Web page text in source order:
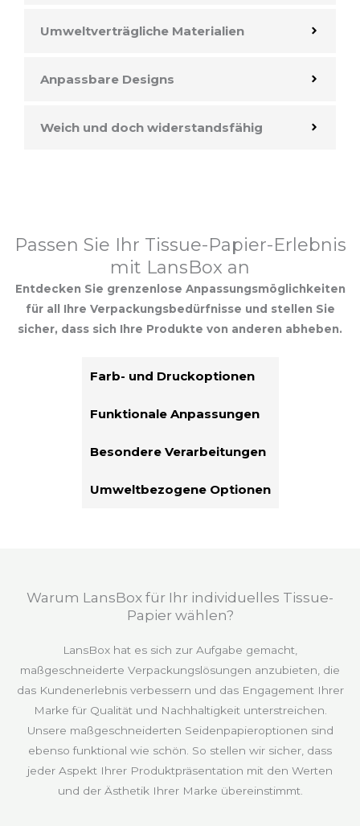
Umweltverträgliche Materialien
Anpassbare Designs
Weich und doch widerstandsfähig
Passen Sie Ihr Tissue-Papier-Erlebnis
mit LansBox an
Entdecken Sie grenzenlose Anpassungsmöglichkeiten
für all Ihre Verpackungsbedürfnisse und stellen Sie
sicher, dass sich Ihre Produkte von anderen abheben.
Farb- und Druckoptionen
Funktionale Anpassungen
Besondere Verarbeitungen
Umweltbezogene Optionen
Warum LansBox für Ihr individuelles Tissue-
Papier wählen?
LansBox hat es sich zur Aufgabe gemacht,
maßgeschneiderte Verpackungslösungen anzubieten, die
das Kundenerlebnis verbessern und das Engagement Ihrer
Marke für Qualität und Nachhaltigkeit unterstreichen.
Unsere maßgeschneiderten Seidenpapieroptionen sind
ebenso funktional wie schön. So stellen wir sicher, dass
jeder Aspekt Ihrer Produktpräsentation mit den Werten
und der Ästhetik Ihrer Marke übereinstimmt.